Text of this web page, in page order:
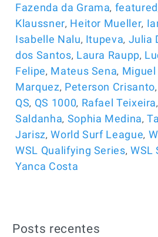
Fazenda da Grama, featured
Klaussner, Heitor Mueller,
Isabelle Nalu, Itupeva, Julia
dos Santos, Laura Raupp,
Felipe, Mateus Sena, Miguel
Marquez, Peterson Crisanto,
QS, QS 1000, Rafael Teixeira,
Saldanha, Sophia Medina,
Jarisz,World Surf League,
WSL Qualifying Series, WSL
Yanca Costa
Posts recentes